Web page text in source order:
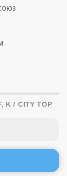
K / CITY TOP